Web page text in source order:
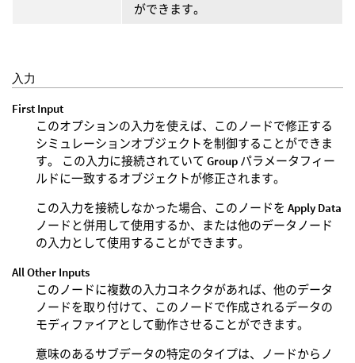
ができます。
入力
First Input
このオプションの入力を使えば、このノードで修正する
シミュレーションオブジェクトを制御することができま
す。 この入力に接続されていて Group パラメータフィー
ルドに一致するオブジェクトが修正されます。
この入力を接続しなかった場合、このノードを Apply Data
ノードと併用して使用するか、または他のデータノード
の入力として使用することができます。
All Other Inputs
このノードに複数の入力コネクタがあれば、他のデータ
ノードを取り付けて、このノードで作成されるデータの
モディファイアとして動作させることができます。
意味のあるサブデータの特定のタイプは、ノードからノ